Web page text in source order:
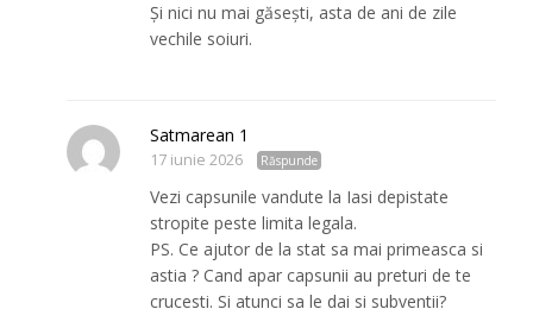
Și nici nu mai găsești, asta de ani de zile
vechile soiuri.
Satmarean 1
17 iunie 2026 Răspunde
Vezi capsunile vandute la Iasi depistate
stropite peste limita legala.
PS. Ce ajutor de la stat sa mai primeasca si
astia ? Cand apar capsunii au preturi de te
crucesti. Si atunci sa le dai si subventii?